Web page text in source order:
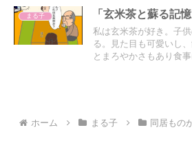
まる子 「玄米茶と蘇る記
私は玄米茶が好き。子
る。見た目も可愛いし
とまろやかさもあり食
ホーム まる子 同居もの